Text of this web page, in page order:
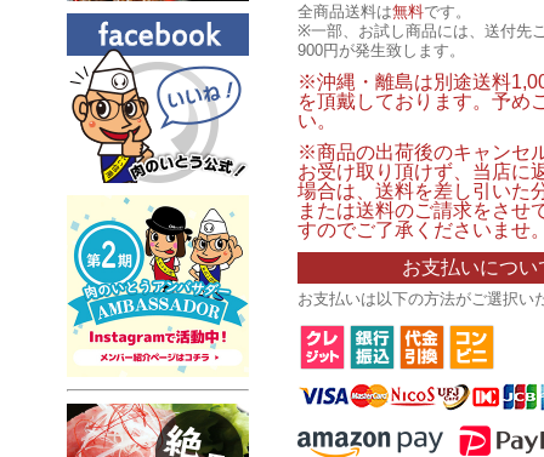
全商品送料は無料です。
※一部、お試し商品には、送付先
900円が発生致します。
※沖縄・離島は別途送料
を頂戴しております。予め
い。
※商品の出荷後のキャンセ
お受け取り頂けず、当店に
場合は、送料を差し引いた
または送料のご請求をさせ
すのでご了承くださいませ
お支払いについ
お支払いは以下の方法がご選択い